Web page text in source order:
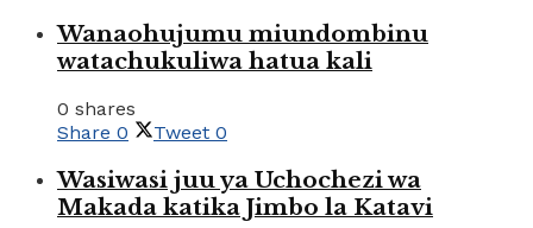
Wanaohujumu miundombinu
watachukuliwa hatua kali
0 shares
Share 0 Tweet 0
Wasiwasi juu ya Uchochezi wa
Makada katika Jimbo la Katavi